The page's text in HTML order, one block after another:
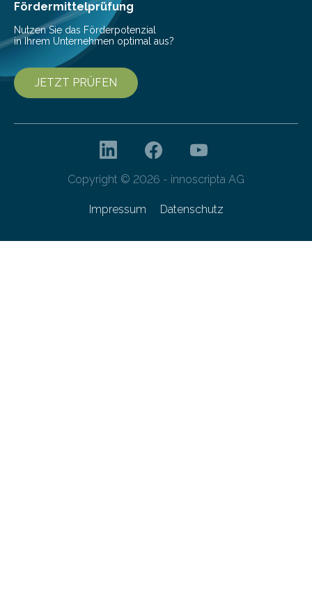
Franziska Diebel, Pauline Hoffmann und Yusuf Toprak
entwickelt. Mit nur…
Fördermittelprüfung
Nutzen Sie das Förderpotenzial
in Ihrem Unternehmen optimal aus?
JETZT PRÜFEN
Copyright © 2026 - innoscripta AG
Impressum Datenschutz